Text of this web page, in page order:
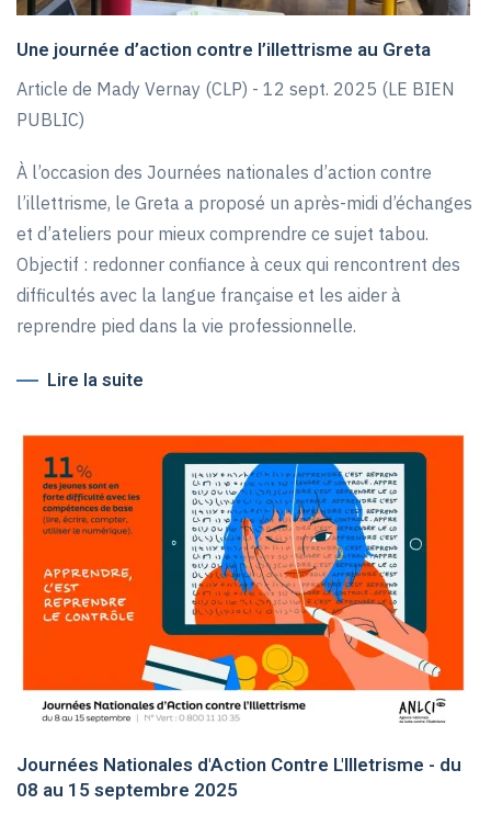
Une journée d’action contre l’illettrisme au Greta
Article de Mady Vernay (CLP) - 12 sept. 2025 (LE BIEN
PUBLIC)
À l’occasion des Journées nationales d’action contre
l’illettrisme, le Greta a proposé un après-midi d’échanges
et d’ateliers pour mieux comprendre ce sujet tabou.
Objectif : redonner confiance à ceux qui rencontrent des
difficultés avec la langue française et les aider à
reprendre pied dans la vie professionnelle.
Lire la suite
Journées Nationales d'Action Contre L'Illetrisme - du
08 au 15 septembre 2025